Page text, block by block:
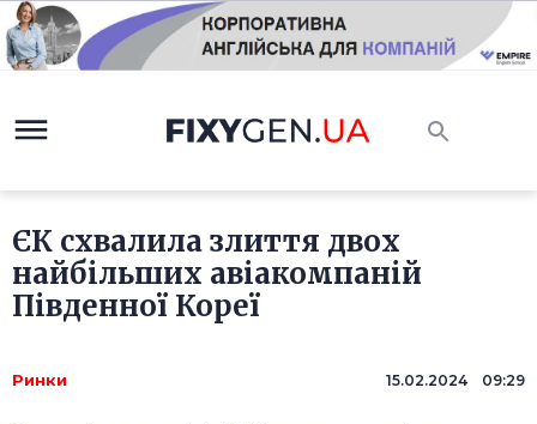
ЄК схвалила злиття двох
найбільших авіакомпаній
Південної Кореї
Ринки 15.02.2024 09:29